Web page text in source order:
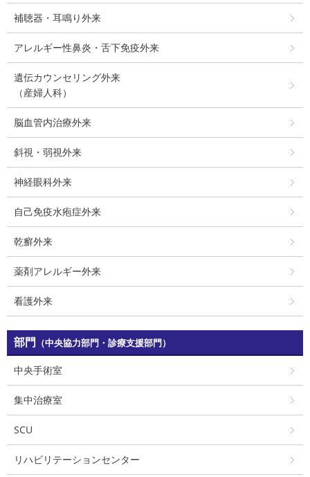
補聴器・耳鳴り外来
アレルギー性鼻炎・舌下免疫外来
遺伝カウンセリング外来
（産婦人科）
脳血管内治療外来
斜視・弱視外来
神経眼科外来
自己免疫水疱症外来
乾癬外来
薬剤アレルギー外来
看護外来
部門 （中央協力部門・診療支援部門）
中央手術室
集中治療室
SCU
リハビリテーションセンター